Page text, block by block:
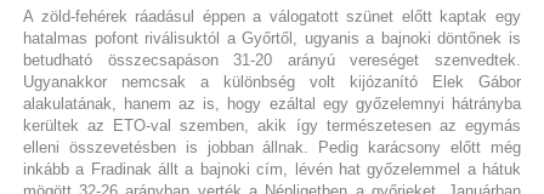
A zöld-fehérek ráadásul éppen a válogatott szünet előtt kaptak egy
hatalmas pofont riválisuktól a Győrtől, ugyanis a bajnoki döntőnek is
betudható összecsapáson 31-20 arányú vereséget szenvedtek.
Ugyanakkor nemcsak a különbség volt kijózanító Elek Gábor
alakulatának, hanem az is, hogy ezáltal egy győzelemnyi hátrányba
kerültek az ETO-val szemben, akik így természetesen az egymás
elleni összevetésben is jobban állnak. Pedig karácsony előtt még
inkább a Fradinak állt a bajnoki cím, lévén hat győzelemmel a hátuk